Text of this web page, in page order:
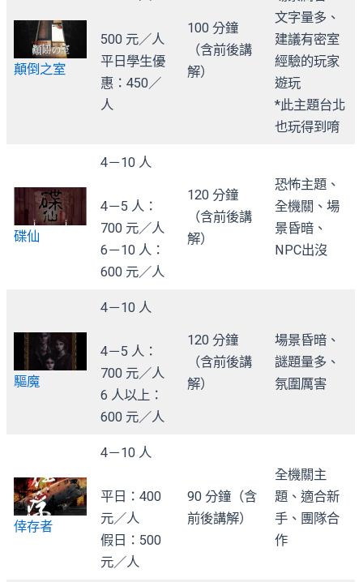
顛倒之室
500 元／人
平日學生優
惠：450／
人
100 分鐘
（含前後講
解）
文字量多、
建議有密室
經驗的玩家
遊玩
*此主題台北
也玩得到唷
碟仙
4－10 人
4－5 人：
700 元／人
6－10 人：
600 元／人
120 分鐘
（含前後講
解）
恐怖主題、
全機關、場
景昏暗、
NPC出沒
驅魔
4－10 人
4－5 人：
700 元／人
6 人以上：
600 元／人
120 分鐘
（含前後講
解）
場景昏暗、
謎題量多、
氛圍厲害
倖存者
4－10 人
平日：400
元／人
假日：500
元／人
90 分鐘（含
前後講解）
全機關主
題、適合新
手、團隊合
作